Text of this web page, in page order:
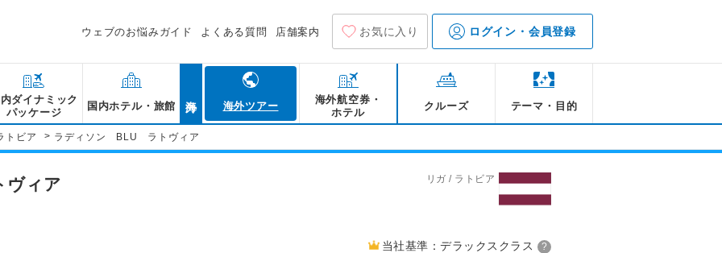
ウェブのお悩みガイド よくある質問 店舗案内 お気に入り ログイン・会員登録
ダイナミック
パッケージ
国内ホテル・旅館 海外ツアー
海外航空券・
ホテル
クルーズ テーマ・目的
トビア > ラディソン BLU ラトヴィア
ィア リガ / ラトビア
当社基準：デラックスクラス ?